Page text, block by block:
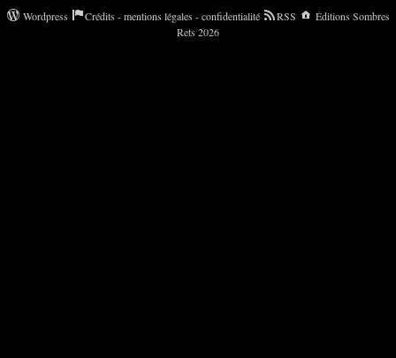
Wordpress Crédits - mentions légales - confidentialité RSS
Éditions Sombres
Rets 2026